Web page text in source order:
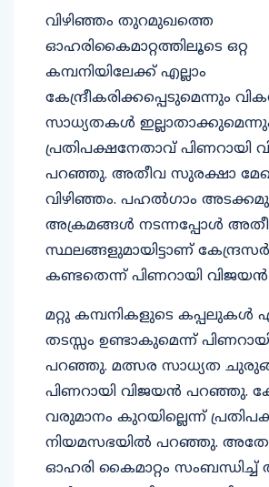
വിഴിഞ്ഞം തുറമുഖത്തെ
ഓഹരികൈമാറ്റത്തിലൂടെ ഒറ്റ
കമ്പനിയിലേക്ക് എല്ലാം
കേന്ദ്രീകരിക്കപ്പെടുമെന്നും
സാധ്യതകള്‍
പ്രതിപക്ഷനേതാവ് പിണറായി
പറഞ്ഞു. അതീവ സുരക്ഷാ
വിഴിഞ്ഞം. പഹല്‍ഗാം
അക്രമങ്ങള്‍ നടന്നപ്പോള്‍
സ്ഥലങ്ങളുമായിട്ടാണ്
കണ്ടതെന്ന് പിണറായി
മറ്റു കമ്പനികളുടെ
തടസ്സം ഉണ്ടാകുമെന്ന്
പറഞ്ഞു. മത്സര സാധ്യത
പിണറായി വിജയന്‍ പറഞ്ഞു.
വരുമാനം കുറയില്ലെന്ന്
നിയമസഭയില്‍ പറഞ്ഞു.
ഓഹരി കൈമാറ്റം സംബന്ധിച്ച്